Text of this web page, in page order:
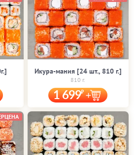
Икура-мания [24 шт., 810 г.]
810 г.
1 699